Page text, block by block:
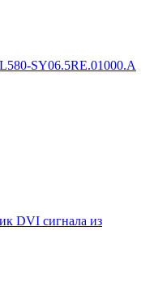
SY06.5RE.01000.A
DVI сигнала из